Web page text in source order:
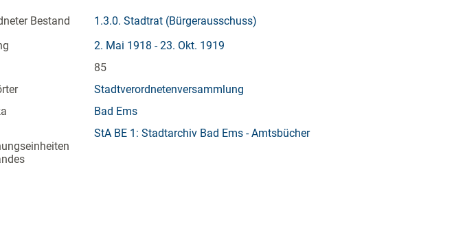
Bestand
1.3.0. Stadtrat (Bürgerausschuss)
2. Mai 1918 - 23. Okt. 1919
85
Stadtverordnetenversammlung
Bad Ems
StA BE 1: Stadtarchiv Bad Ems - Amtsbücher